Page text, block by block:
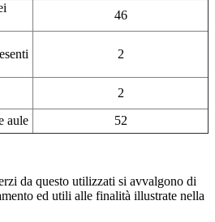
46
2
2
aule
52
da questo utilizzati si avvalgono di
ed utili alle finalità illustrate nella